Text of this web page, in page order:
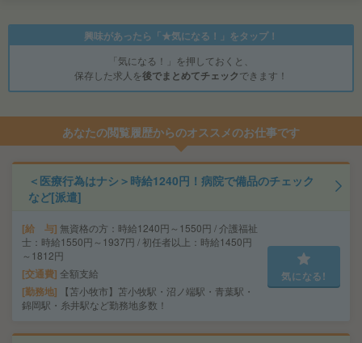
興味があったら「★気になる！」をタップ！
「気になる！」を押しておくと、
保存した求人を後でまとめてチェックできます！
あなたの閲覧履歴からのオススメのお仕事です
＜医療行為はナシ＞時給1240円！病院で備品のチェック
など[派遣]
給 与 無資格の方：時給1240円～1550円 / 介護福祉
士：時給1550円～1937円 / 初任者以上：時給1450円
～1812円
交通費 全額支給
勤務地
【苫小牧市】苫小牧駅・沼ノ端駅・青葉駅・
錦岡駅・糸井駅など勤務地多数！
気になる!